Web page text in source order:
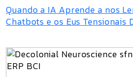
Quando a IA Aprende a nos
Chatbots e os Eus Tensionais